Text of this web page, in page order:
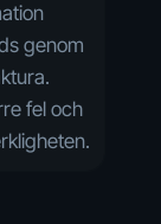
genom
fel och